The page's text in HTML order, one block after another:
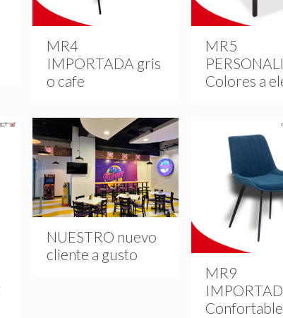
MR4
IMPORTADA gris
o cafe
MR5
Colores a
NUESTRO nuevo
cliente a gusto
MR9
Confortable